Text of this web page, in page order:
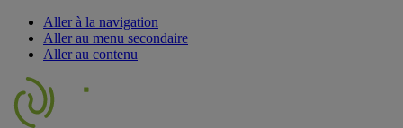
Aller à la navigation
Aller au menu secondaire
Aller au contenu